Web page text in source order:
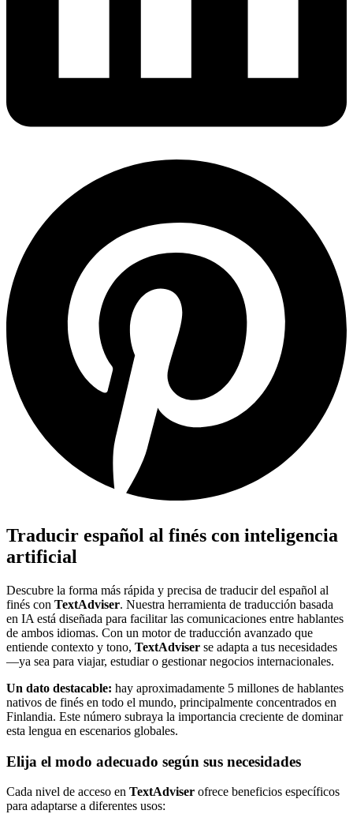
Traducir español al finés con inteligencia
artificial
Descubre la forma más rápida y precisa de traducir del español al
finés con TextAdviser. Nuestra herramienta de traducción basada
en IA está diseñada para facilitar las comunicaciones entre hablantes
de ambos idiomas. Con un motor de traducción avanzado que
entiende contexto y tono, TextAdviser se adapta a tus necesidades
—ya sea para viajar, estudiar o gestionar negocios internacionales.
Un dato destacable: hay aproximadamente 5 millones de hablantes
nativos de finés en todo el mundo, principalmente concentrados en
Finlandia. Este número subraya la importancia creciente de dominar
esta lengua en escenarios globales.
Elija el modo adecuado según sus necesidades
Cada nivel de acceso en TextAdviser ofrece beneficios específicos
para adaptarse a diferentes usos: